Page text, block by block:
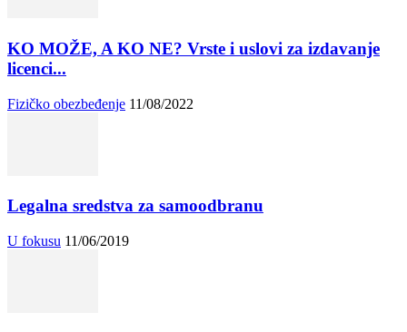
KO MOŽE, A KO NE? Vrste i uslovi za izdavanje
licenci...
Fizičko obezbeđenje 11/08/2022
Legalna sredstva za samoodbranu
U fokusu 11/06/2019